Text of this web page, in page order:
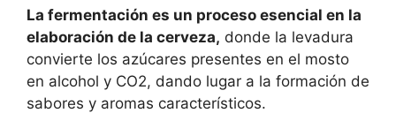
La fermentación es un proceso esencial en la
elaboración de la cerveza, donde la levadura
convierte los azúcares presentes en el mosto
en alcohol y CO2, dando lugar a la formación de
sabores y aromas característicos.